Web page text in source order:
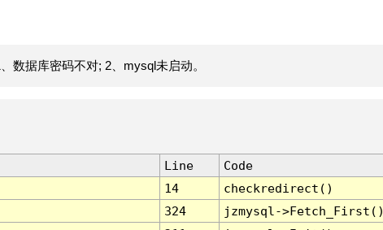
数据库密码不对; 2、mysql未启动。
Line
Code
14
checkredirect()
324
jzmysql-